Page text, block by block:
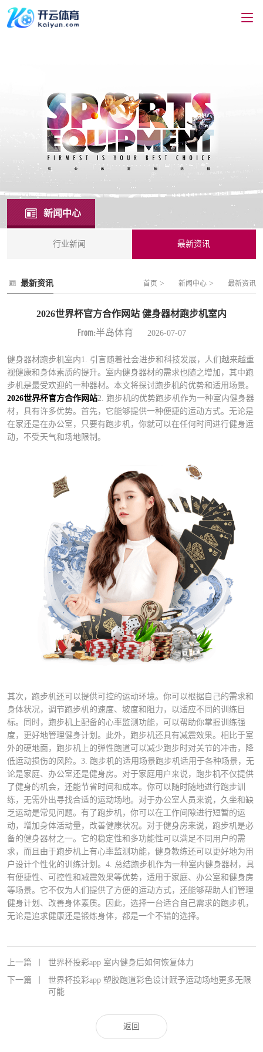
新闻中心
行业新闻 最新资讯
最新资讯 首页 > 新闻中心 > 最新资讯
2026世界杯官方合作网站 健身器材跑步机室内
From:半岛体育 2026-07-07
健身器材跑步机室内1. 引言随着社会进步和科技发展，人们越来越重
视健康和身体素质的提升。室内健身器材的需求也随之增加，其中跑
步机是最受欢迎的一种器材。本文将探讨跑步机的优势和适用场景。
2026世界杯官方合作网站2. 跑步机的优势跑步机作为一种室内健身器
材，具有许多优势。首先，它能够提供一种便捷的运动方式。无论是
在家还是在办公室，只要有跑步机，你就可以在任何时间进行健身运
动，不受天气和场地限制。
其次，跑步机还可以提供可控的运动环境。你可以根据自己的需求和
身体状况，调节跑步机的速度、坡度和阻力，以适应不同的训练目
标。同时，跑步机上配备的心率监测功能，可以帮助你掌握训练强
度，更好地管理健身计划。此外，跑步机还具有减震效果。相比于室
外的硬地面，跑步机上的弹性跑道可以减少跑步时对关节的冲击，降
低运动损伤的风险。3. 跑步机的适用场景跑步机适用于各种场景，无
论是家庭、办公室还是健身房。对于家庭用户来说，跑步机不仅提供
了健身的机会，还能节省时间和成本。你可以随时随地进行跑步训
练，无需外出寻找合适的运动场地。对于办公室人员来说，久坐和缺
乏运动是常见问题。有了跑步机，你可以在工作间隙进行短暂的运
动，增加身体活动量，改善健康状况。对于健身房来说，跑步机是必
备的健身器材之一。它的稳定性和多功能性可以满足不同用户的需
求，而且由于跑步机上有心率监测功能，健身教练还可以更好地为用
户设计个性化的训练计划。4. 总结跑步机作为一种室内健身器材，具
有便捷性、可控性和减震效果等优势，适用于家庭、办公室和健身房
等场景。它不仅为人们提供了方便的运动方式，还能够帮助人们管理
健身计划、改善身体素质。因此，选择一台适合自己需求的跑步机，
无论是追求健康还是锻炼身体，都是一个不错的选择。
上一篇
世界杯投彩app 室内健身后如何恢复体力
下一篇
世界杯投彩app 塑胶跑道彩色设计赋予运动场地更多无限
可能
返回